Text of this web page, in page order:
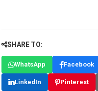
SHARE TO:
WhatsApp Facebook
LinkedIn Pinterest